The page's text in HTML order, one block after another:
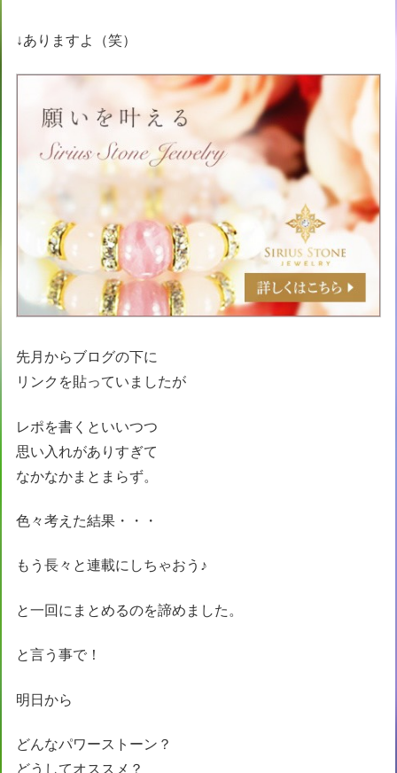
↓ありますよ（笑）
先月からブログの下に
リンクを貼っていましたが
レポを書くといいつつ
思い入れがありすぎて
なかなかまとまらず。
色々考えた結果・・・
もう長々と連載にしちゃおう♪
と一回にまとめるのを諦めました。
と言う事で！
明日から
どんなパワーストーン？
どうしてオススメ？